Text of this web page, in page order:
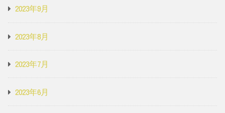
2023年9月
2023年8月
2023年7月
2023年6月